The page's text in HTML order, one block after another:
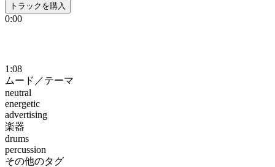
トラックを購入
0:00
1:08
ムード／テーマ
neutral
energetic
advertising
楽器
drums
percussion
その他のタグ